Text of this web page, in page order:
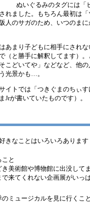
ぬいぐるみのタグには「
れました。もちろん最初は
人のサガのため、いつのま
あまり子どもに相手にされ
（と勝手に解釈してます）
こどいてや」などなど、他
光景かも…。
イトでは「つきぐまのちぃ
Jrが書いていたものです）。
きなことはいろいろあります
と
美術館や博物館に出没して
で来てくれない企画展がいっ
のミュージカルを見に行くこと